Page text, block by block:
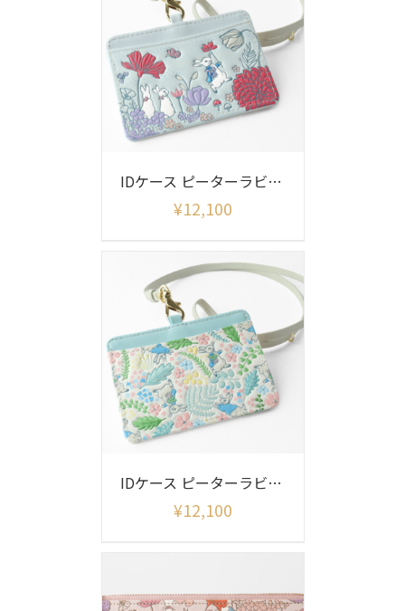
IDケース ピーターラビット リニアメドウ
¥12,100
IDケース ピーターラビット イングリッシュガーデン
¥12,100